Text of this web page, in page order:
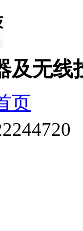
及无线
页